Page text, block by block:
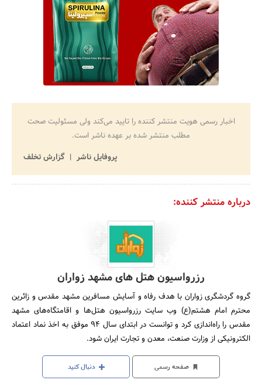
اخبار رسمی هویت منتشر کننده را تایید می‌کند ولی مسئولیت صحت
مطلب منتشر شده بر عهده ناشر است.
پروفایل ناشر
گزارش تخلف
درباره منتشر کننده:
رزرواسیون هتل های مشهد زواران
گروه گردشگری زواران با هدف رفاه و آسایش مسافرین مشهد مقدس و زائرین
محترم امام هشتم(ع) وب سایت رزرواسیون هتل‌ها و اقامتگاه‌های مشهد
مقدس را راه‌اندازی کرد و توانست در ابتدای سال 94 موفق به اخذ نماد اعتماد
الکترونیکی از وزارت صنعت، معدن و تجارت ایران شود.
صفحه رسمی دنبال کنید